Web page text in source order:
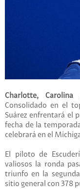
Charlotte,
Consolidado en el
Suárez enfrentará el
fecha de la
celebrará en el
El piloto de
valiosos la ronda
triunfo en la
sitio general con 378